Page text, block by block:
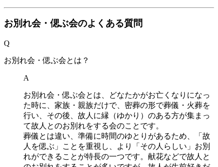
お別れ会・偲ぶ会のよくある質問
Q
お別れ会・偲ぶ会とは？
A
お別れ会・偲ぶ会とは、どなたかがお亡くなりになっ
た時に、家族・親族だけで、密葬の形で葬儀・火葬を
行い、その後、故人に縁（ゆかり）のある方が集まっ
て故人とのお別れをする会のことです。
葬儀とは違い、準備に時間のゆとりがあるため、「故
人を偲ぶ」ことを重視し、より「その人らしい」お別
れができることが特長の一つです。献花などで故人と